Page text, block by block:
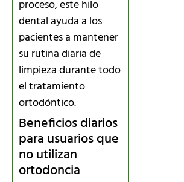
proceso, este hilo
dental ayuda a los
pacientes a mantener
su rutina diaria de
limpieza durante todo
el tratamiento
ortodóntico.
Beneficios diarios
para usuarios que
no utilizan
ortodoncia